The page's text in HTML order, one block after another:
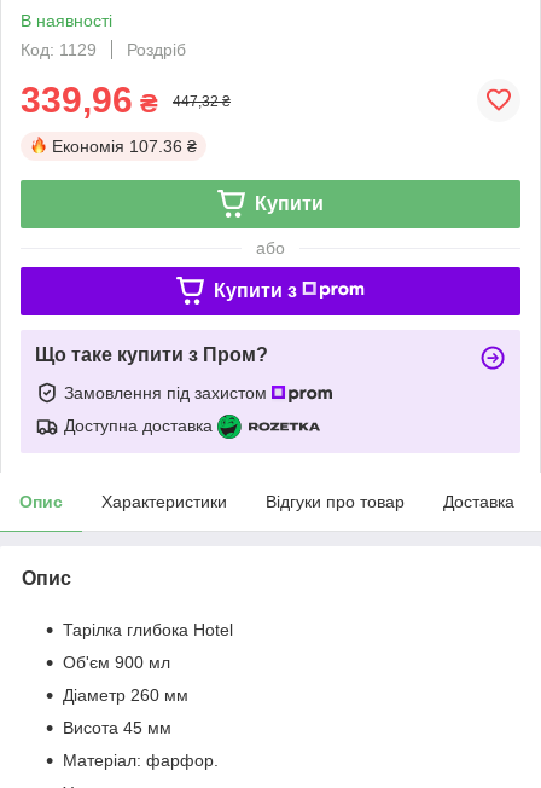
В наявності
Код: 1129
Роздріб
339,96 ₴ 447,32 ₴
Економія 107.36 ₴
Купити
або
Купити з
Що таке купити з Пром?
Замовлення під захистом
Доступна доставка
Опис Характеристики Відгуки про товар Доставка
Опис
Тарілка глибока Hotel
Об'єм 900 мл
Діаметр 260 мм
Висота 45 мм
Матеріал: фарфор.